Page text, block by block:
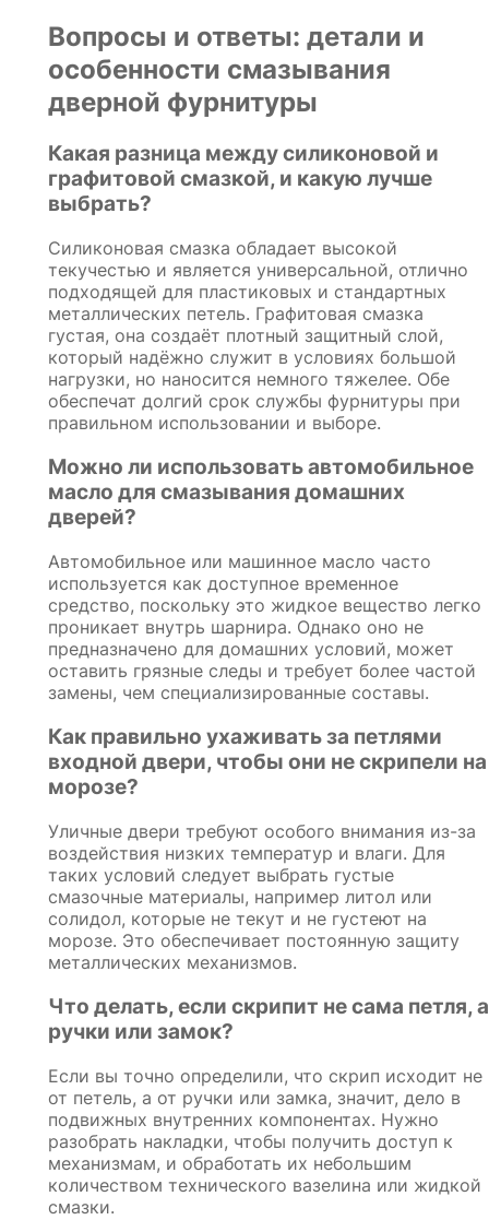
Вопросы и ответы: детали и
особенности смазывания
дверной фурнитуры
Какая разница между силиконовой и
графитовой смазкой, и какую лучше
выбрать?
Силиконовая смазка обладает высокой
текучестью и является универсальной, отлично
подходящей для пластиковых и стандартных
металлических петель. Графитовая смазка
густая, она создаёт плотный защитный слой,
который надёжно служит в условиях большой
нагрузки, но наносится немного тяжелее. Обе
обеспечат долгий срок службы фурнитуры при
правильном использовании и выборе.
Можно ли использовать автомобильное
масло для смазывания домашних
дверей?
Автомобильное или машинное масло часто
используется как доступное временное
средство, поскольку это жидкое вещество легко
проникает внутрь шарнира. Однако оно не
предназначено для домашних условий, может
оставить грязные следы и требует более частой
замены, чем специализированные составы.
Как правильно ухаживать за петлями
входной двери, чтобы они не скрипели на
морозе?
Уличные двери требуют особого внимания из-за
воздействия низких температур и влаги. Для
таких условий следует выбрать густые
смазочные материалы, например литол или
солидол, которые не текут и не густеют на
морозе. Это обеспечивает постоянную защиту
металлических механизмов.
Что делать, если скрипит не сама петля, а
ручки или замок?
Если вы точно определили, что скрип исходит не
от петель, а от ручки или замка, значит, дело в
подвижных внутренних компонентах. Нужно
разобрать накладки, чтобы получить доступ к
механизмам, и обработать их небольшим
количеством технического вазелина или жидкой
смазки.